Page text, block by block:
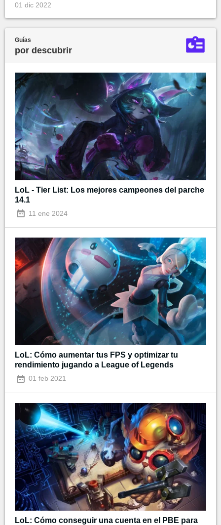
01 dic 2022
Guías
por descubrir
LoL - Tier List: Los mejores campeones del parche
14.1
11 ene 2024
LoL: Cómo aumentar tus FPS y optimizar tu
rendimiento jugando a League of Legends
01 feb 2021
LoL: Cómo conseguir una cuenta en el PBE para